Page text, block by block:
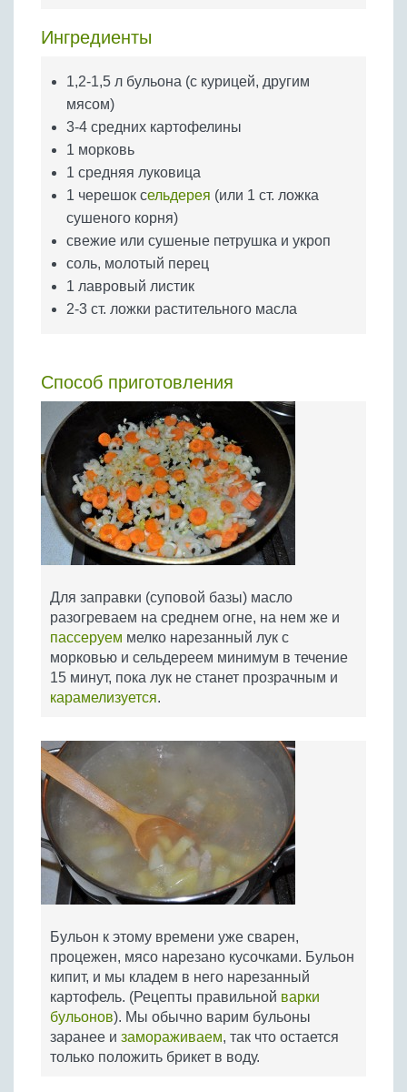
Яйца
Ингредиенты
1,2-1,5 л бульона (с курицей, другим
мясом)
3-4 средних картофелины
1 морковь
1 средняя луковица
1 черешок сельдерея (или 1 ст. ложка
сушеного корня)
свежие или сушеные петрушка и укроп
соль, молотый перец
1 лавровый листик
2-3 ст. ложки растительного масла
Способ приготовления
Для заправки (суповой базы) масло
разогреваем на среднем огне, на нем же и
пассеруем мелко нарезанный лук с
морковью и сельдереем минимум в течение
15 минут, пока лук не станет прозрачным и
карамелизуется.
Бульон к этому времени уже сварен,
процежен, мясо нарезано кусочками. Бульон
кипит, и мы кладем в него нарезанный
картофель. (Рецепты правильной варки
бульонов). Мы обычно варим бульоны
заранее и замораживаем, так что остается
только положить брикет в воду.